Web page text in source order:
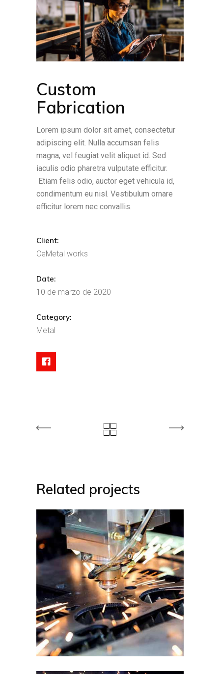
Custom
Fabrication
Lorem ipsum dolor sit amet, consectetur
adipiscing elit. Nulla accumsan felis
magna, vel feugiat velit aliquet id. Sed
iaculis odio pharetra vulputate efficitur.
Etiam felis odio, auctor eget vehicula id,
condimentum eu nisl. Vestibulum ornare
efficitur lorem nec convallis.
Client:
CeMetal works
Date:
10 de marzo de 2020
Category:
Metal
Related projects